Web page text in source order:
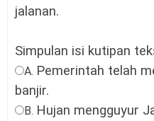
jalanan.
Simpulan isi kutipan
A. Pemerintah telah
banjir.
B. Hujan mengguyur